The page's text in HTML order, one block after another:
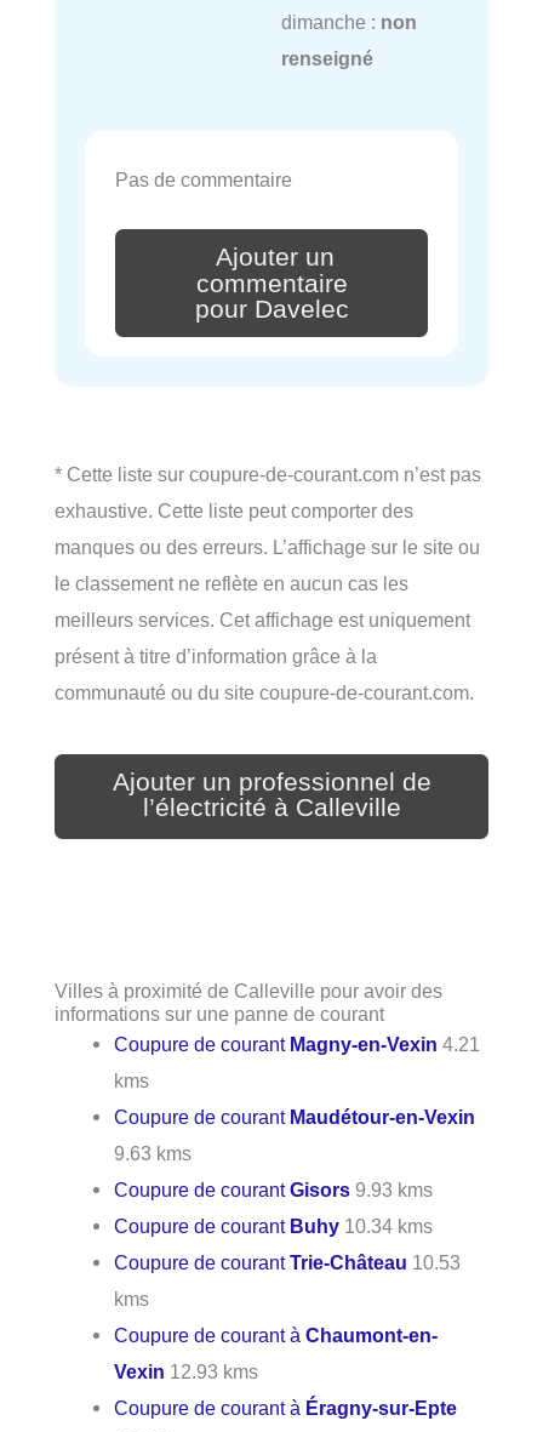
dimanche : non
renseigné
Pas de commentaire
Ajouter un
commentaire
pour Davelec
* Cette liste sur coupure-de-courant.com n’est pas
exhaustive. Cette liste peut comporter des
manques ou des erreurs. L’affichage sur le site ou
le classement ne reflète en aucun cas les
meilleurs services. Cet affichage est uniquement
présent à titre d’information grâce à la
communauté ou du site coupure-de-courant.com.
Ajouter un professionnel de
l’électricité à Calleville
Villes à proximité de Calleville pour avoir des
informations sur une panne de courant
Coupure de courant Magny-en-Vexin 4.21
kms
Coupure de courant Maudétour-en-Vexin
9.63 kms
Coupure de courantGisors 9.93 kms
Coupure de courant Buhy 10.34 kms
Coupure de courantTrie-Château 10.53
kms
Coupure de courant àChaumont-en-
Vexin 12.93 kms
Coupure de courant à Éragny-sur-Epte